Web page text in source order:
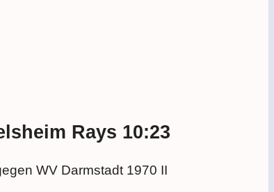
Rays 10:23
WV Darmstadt 1970 II